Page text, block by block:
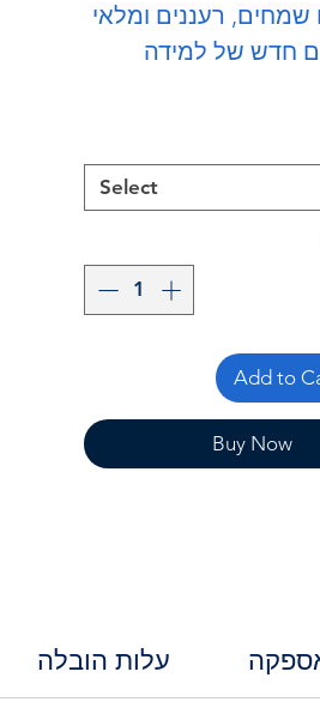
שמחים, רעננים ומלאי
חדש של למידה
Select
Add to
Buy Now
עלות הובלה